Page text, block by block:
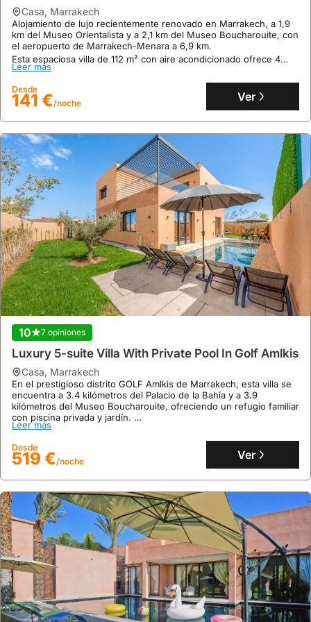
9.5
Riad Darkom Private
casa,Marrakech
A solo 15 minutos a pie del Museo Yves Saint Laurent y 1,6
kilómetros de la plaza Djemaa el-Fna, esta villa se encuentra a 965
Esta casa de vacaciones, con capacidad para 15 personas y 2
baños, ofrece aire acondicionado, una terraza con vistas a la
Leer más
Desde
92 €/noche
9.2
Riad Anir
casa,Marrakech
A 2 km de los Jardines Majorelle, esta espaciosa casa de
vacaciones en Marrakech ofrece 3 dormitorios, aire
privado.
Disfrute de una capacidad para 11 personas, una cocina totalmente
zona.
Leer más
Desde
133 €/noche
casa, Marrakech
Alojamiento de lujo recientemente renovado en Marrakech, a 1,9
km del Museo Orientalista y a 2,1 km del Museo Boucharouite, con
el aeropuerto de Marrakech-Menara a 6,9 km.
Esta espaciosa villa de 112 m² con aire acondicionado ofrece 4
dormitorios, piscina privada, cocina equipada y capacidad para 17
personas, siendo una opción excelente para alquiler de villas en la
zona.
Leer más
Desde
141 €/noche Ver
10 7 opiniones
Luxury 5-suite Villa With Private Pool In Golf Amlkis
casa, Marrakech
En el prestigioso distrito GOLF Amlkis de Marrakech, esta villa se
encuentra a 3.4 kilómetros del Palacio de la Bahía y a 3.9
kilómetros del Museo Boucharouite, ofreciendo un refugio familiar
con piscina privada y jardín.
Este alquiler vacacional de 450 m² cuenta con 5 dormitorios, 6
baños, aire acondicionado, WiFi gratuito, y servicio de transporte
al aeropuerto, siendo una opción de lujo para alquiler de villas en
la zona.
Leer más
Desde
519 €/noche Ver